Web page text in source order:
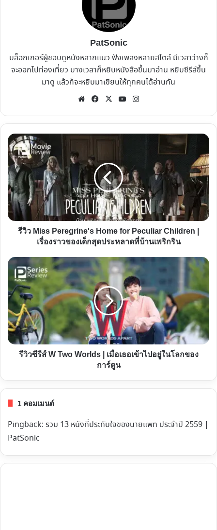
PatSonic
บล็อกเกอร์ผู้ชอบดูหนังหลากแนว ฟังเพลงหลายสไตล์ มีเวลาว่างก็
จะออกไปท่องเที่ยว บางเวลาก็หยิบหนังสือขึ้นมาอ่าน หยิบซีรีส์ขึ้น
มาดู แล้วก็จะหยิบมาเขียนให้ทุกคนได้อ่านกัน
WebsiteFacebook
X YouTube
รีวิว
Miss
Peregrine's
Home
for
Peculiar
Children
เรื่อง
ของ
เด็ก
สุด
ประหลาด
ที่
บ้าน
เพ
ริก
รีวิว Miss Peregrine's Home for Peculiar Children |
เรื่องราวของเด็กสุดประหลาดที่บ้านเพริกริน
รีวิว
ซี
รีส์
W
Two
Worlds
|
เมื่อ
อยู่
โลก
ของ
การ์ตูน
รีวิวซีรีส์ W Two Worlds | เมื่อเธอเข้าไปอยู่ในโลกของ
การ์ตูน
1 คอมเมนต์
Pingback: รวม 13 หนังที่ประทับใจของนายแพท ประจำปี 2559 |
PatSonic